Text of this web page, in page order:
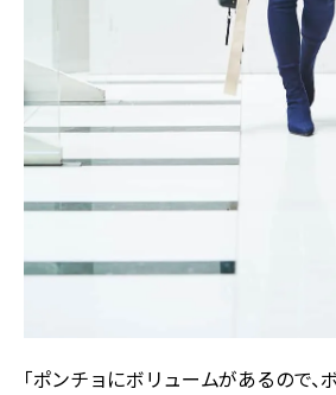
「ポンチョにボリュームがあるので